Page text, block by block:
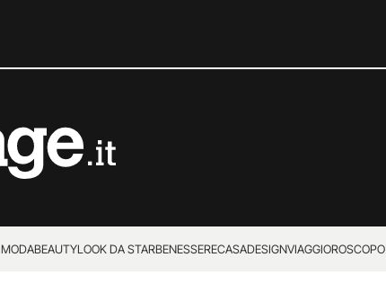
MODABEAUTYLOOK DA STARBENESSERECASADESIGNVIAGGIOROSCOPO